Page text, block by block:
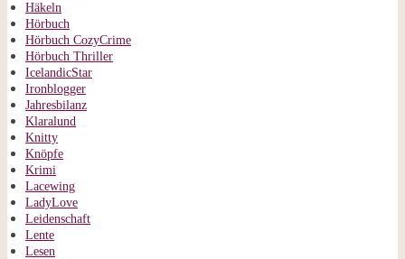
Häkeln
Hörbuch
Hörbuch CozyCrime
Hörbuch Thriller
IcelandicStar
Ironblogger
Jahresbilanz
Klaralund
Knitty
Knöpfe
Krimi
Lacewing
LadyLove
Leidenschaft
Lente
Lesen